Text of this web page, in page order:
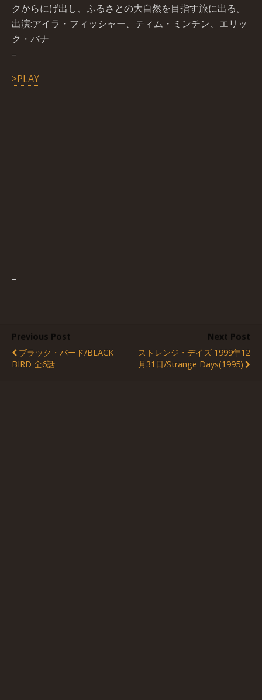
クからにげ出し、ふるさとの大自然を目指す旅に出る。
出演:アイラ・フィッシャー、ティム・ミンチン、エリッ
ク・バナ
–
>PLAY
–
Previous Post
ブラック・バード/BLACK
BIRD 全6話
Next Post
ストレンジ・デイズ 1999年12
月31日/Strange Days(1995)